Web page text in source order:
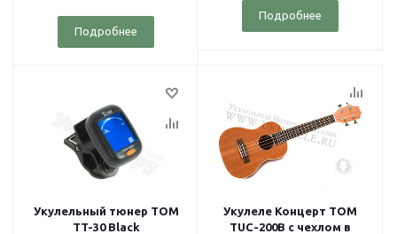
Подробнее
Подробнее
Укулельный тюнер TOM
TT-30 Black
Укулеле Концерт TOM
TUC-200B с чехлом в